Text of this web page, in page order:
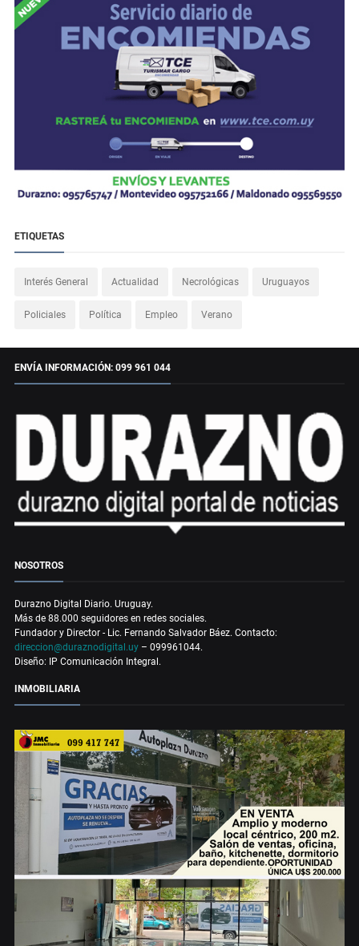
ETIQUETAS
Interés General Actualidad Necrológicas Uruguayos
Policiales Política Empleo Verano
ENVÍA INFORMACIÓN: 099 961 044
NOSOTROS
Durazno Digital Diario. Uruguay.
Más de 88.000 seguidores en redes sociales.
Fundador y Director - Lic. Fernando Salvador Báez. Contacto:
direccion@duraznodigital.uy – 099961044.
Diseño: IP Comunicación Integral.
INMOBILIARIA